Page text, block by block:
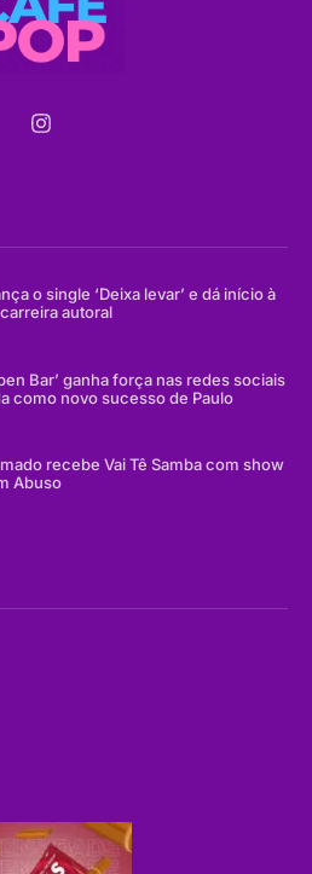
o single ‘Deixa levar’ e dá início à
autoral
Bar’ ganha força nas redes sociais
como novo sucesso de Paulo
recebe Vai Tê Samba com show
Abuso